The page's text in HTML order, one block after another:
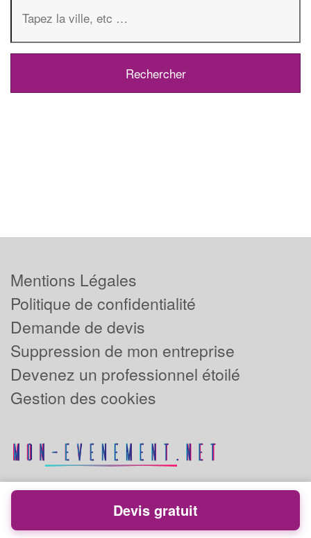
Mentions Légales
Politique de confidentialité
Demande de devis
Suppression de mon entreprise
Devenez un professionnel étoilé
Gestion des cookies
Powered byPlus que pro
Devis gratuit